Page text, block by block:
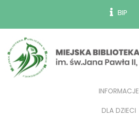
BIP
INFORMACJE
DLA DZIECI